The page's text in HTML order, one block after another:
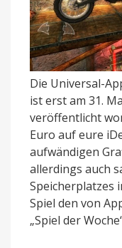
Die Universal-
ist erst am 31.
veröffentlicht
Euro auf eure
aufwändigen
allerdings auch
Speicherplatzes
Spiel den von
„Spiel der